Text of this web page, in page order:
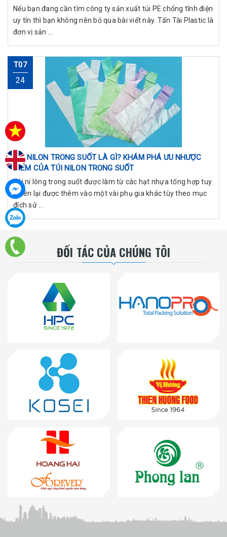
Nếu bạn đang cần tìm công ty sản xuất túi PE chống tĩnh điện
uy tín thì bạn không nên bỏ qua bài viết này. Tấn Tài Plastic là
đơn vị sản ...
T07
24
TÚI NILON TRONG SUỐT LÀ GÌ? KHÁM PHÁ ƯU NHƯỢC
ĐIỂM CỦA TÚI NILON TRONG SUỐT
Túi ni lông trong suốt được làm từ các hạt nhựa tổng hợp tuy
nhiên lại được thêm vào một vài phụ gia khác tùy theo mục
đích sử ...
ĐỐI TÁC CỦA CHÚNG TÔI